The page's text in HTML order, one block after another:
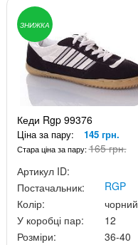
ЗНИЖКА
Кеди Rgp 99376
Ціна за пару: 145 грн.
Стара ціна за пару:165 грн.
Артикул ID:
Постачальник:
RGP
Колір:
чорний
У коробці пар:
12
Розміри:
36-40